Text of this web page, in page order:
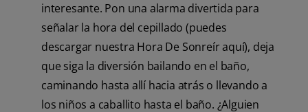
interesante. Pon una alarma divertida para
señalar la hora del cepillado (puedes
descargar nuestra Hora De Sonreír aquí), deja
que siga la diversión bailando en el baño,
caminando hasta allí hacia atrás o llevando a
los niños a caballito hasta el baño. ¿Alguien